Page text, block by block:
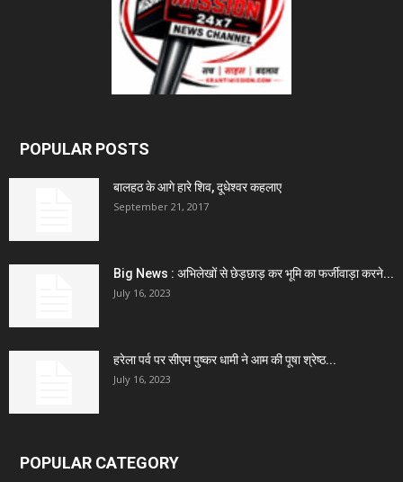
POPULAR POSTS
बालहठ के आगे हारे शिव, दूधेश्वर कहलाए
September 21, 2017
Big News : अभिलेखों से छेड़छाड़ कर भूमि का फर्जीवाड़ा करने...
July 16, 2023
हरेला पर्व पर सीएम पुष्कर धामी ने आम की पूषा श्रेष्ठ...
July 16, 2023
POPULAR CATEGORY